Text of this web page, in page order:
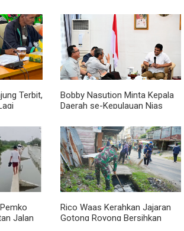
Ketergantungan Gadget
Terbit,
Bobby Nasution Minta Kepala
Daerah se-Kepulauan Nias
Jalan
Rico Waas Kerahkan Jajaran
Gotong Royong Bersihkan